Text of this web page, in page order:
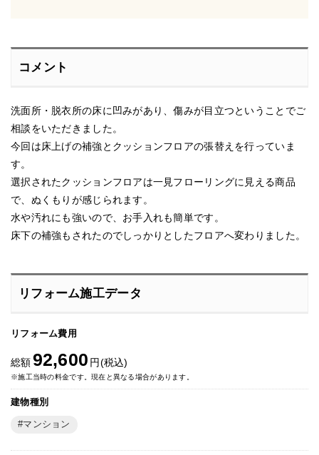
コメント
洗面所・脱衣所の床に凹みがあり、傷みが目立つということでご
相談をいただきました。
今回は床上げの補強とクッションフロアの張替えを行っていま
す。
選択されたクッションフロアは一見フローリングに見える商品
で、ぬくもりが感じられます。
水や汚れにも強いので、お手入れも簡単です。
床下の補強もされたのでしっかりとしたフロアへ変わりました。
リフォーム施工データ
リフォーム費用
総額92,600 円(税込)
※施工当時の料金です。現在と異なる場合があります。
建物種別
マンション